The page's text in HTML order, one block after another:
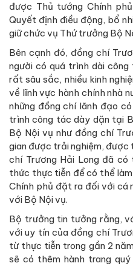
được Thủ tướng Chính
Quyết định điều động, bổ
giữ chức vụ Thứ trưởng Bộ
Bên cạnh đó, đồng chí
người có quá trình dài
rất sâu sắc, nhiều kinh
về lĩnh vực hành chính nhà
những đồng chí lãnh đạo
trình công tác dày dặn tại
Bộ Nội vụ như đồng chí
gian được trải nghiệm,
chí Trương Hải Long đã có
thức thực tiễn để có thể
Chính phủ đặt ra đối với cá
với Bộ Nội vụ.
Bộ trưởng tin tưởng rằng,
với uy tín của đồng chí
từ thực tiễn trong gần 2
sẽ có thêm hành trang